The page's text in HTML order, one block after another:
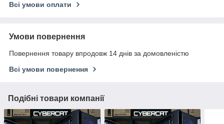
Всі умови оплати
Умови повернення
Повернення товару впродовж 14 днів за домовленістю
Всі умови повернення
Подібні товари компанії